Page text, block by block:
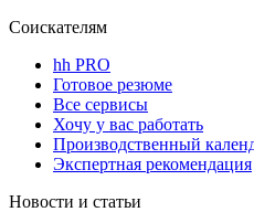
Соискателям
hh PRO
Готовое резюме
Все сервисы
Хочу у вас работать
Производственный
Экспертная рекомендация
Новости и статьи